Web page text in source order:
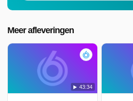
Meer afleveringen
43:34